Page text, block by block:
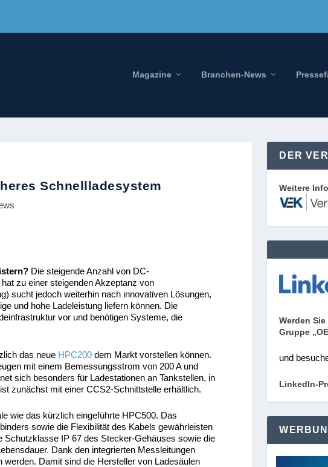
Magazine Branchen-News
Schnellladesystem
Die steigende Anzahl von DC-
zu einer steigenden Akzeptanz von
sucht jedoch weiterhin nach innovativen Lösungen,
und hohe Ladeleistung liefern können. Die
vor und benötigen Systeme, die
das neue HPC200 dem Markt vorstellen können.
mit einem Bemessungsstrom von 200 A und
sich besonders für Ladestationen an Tankstellen, in
zunächst mit einer CCS2-Schnittstelle erhältlich.
wie das kürzlich eingeführte HPC500. Das
sowie die Flexibilität des Kabels gewährleisten
Schutzklasse IP 67 des Stecker-Gehäuses sowie die
Dank den integrierten Messleitungen
Damit sind die Hersteller von Ladesäulen
DER
Weitere
Werden
Gruppe
und
LinkedIn-